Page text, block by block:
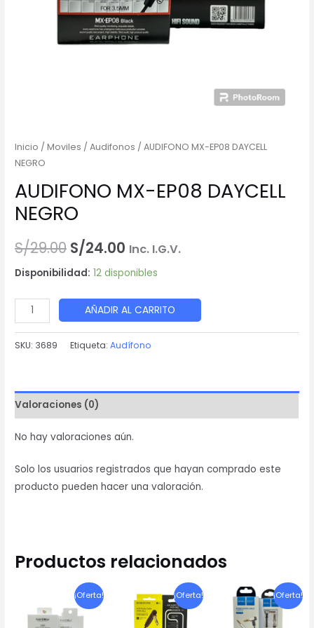
Inicio /Moviles /Audifonos / AUDIFONO MX-EP08 DAYCELL
NEGRO
AUDIFONO MX-EP08 DAYCELL
NEGRO
S/29.00 El
precio
original
era:
S/29.00.
S/24.00 El
precio
actual
es:
S/24.00.
Inc. I.G.V.
Disponibilidad: 12 disponibles
AUDIFONO
MX-
EP08
cantidad
AÑADIR AL CARRITO
SKU: 3689 Etiqueta:Audífono
Valoraciones (0)
No hay valoraciones aún.
Solo los usuarios registrados que hayan comprado este
producto pueden hacer una valoración.
Productos relacionados
¡Oferta! ¡Oferta! ¡Oferta!